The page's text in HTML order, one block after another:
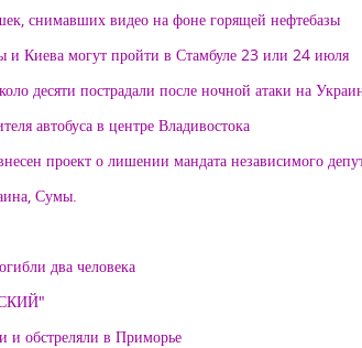
снимавших видео на фоне горящей нефтебазы
и Киева могут пройти в Стамбуле 23 или 24 июля
десяти пострадали после ночной атаки на
автобуса в центре Владивостока
проект о лишении мандата независимого
Сумы.
два человека
и обстреляли в Приморье